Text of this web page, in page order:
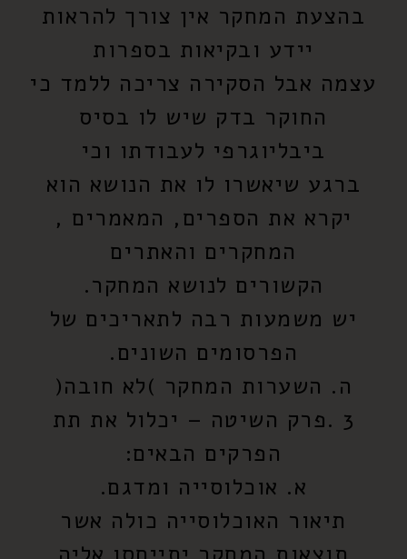
בהצעת המחקר אין צורך להראות
יידע ובקיאות בספרות
עצמה אבל הסקירה צריכה ללמד כי
החוקר בדק שיש לו בסיס
ביבליוגרפי לעבודתו וכי
ברגע שיאשרו לו את הנושא הוא
יקרא את הספרים, המאמרים ,
המחקרים והאתרים
הקשורים לנושא המחקר.
יש משמעות רבה לתאריכים של
הפרסומים השונים.
ה. השערות המחקר )לא חובה(
3 .פרק השיטה – יכלול את תת
הפרקים הבאים:
א. אוכלוסייה ומדגם.
תיאור האוכלוסייה כולה אשר